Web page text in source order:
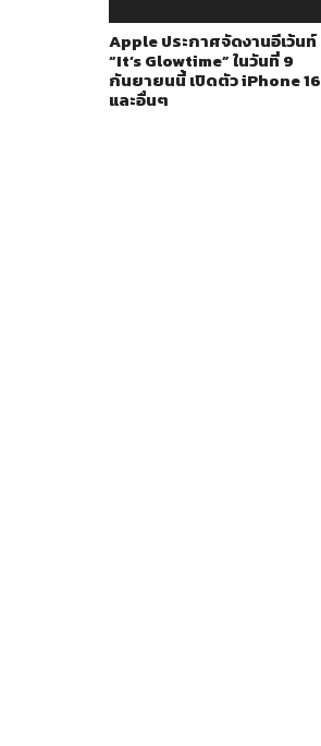
Apple ประกาศจัดงานอีเว้นท์
“It’s Glowtime” ในวันที่ 9
กันยายนนี้ เปิดตัว iPhone 16
และอื่นๆ